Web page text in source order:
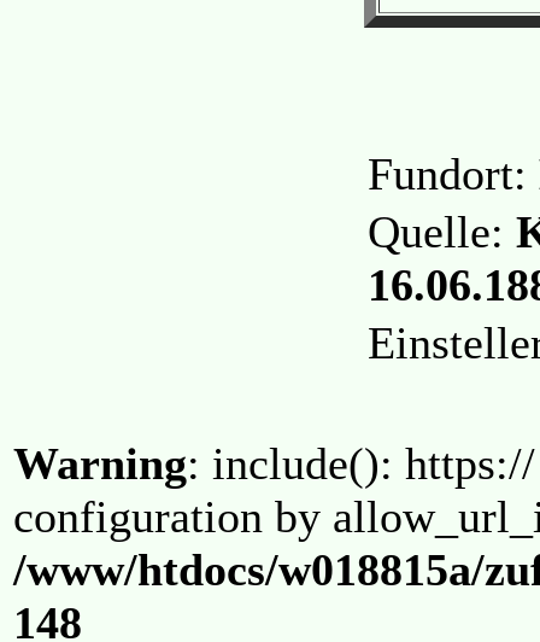
Fundort:
Quelle:
Warning: include():
configuration by
/www/htdocs/w018815a/
148